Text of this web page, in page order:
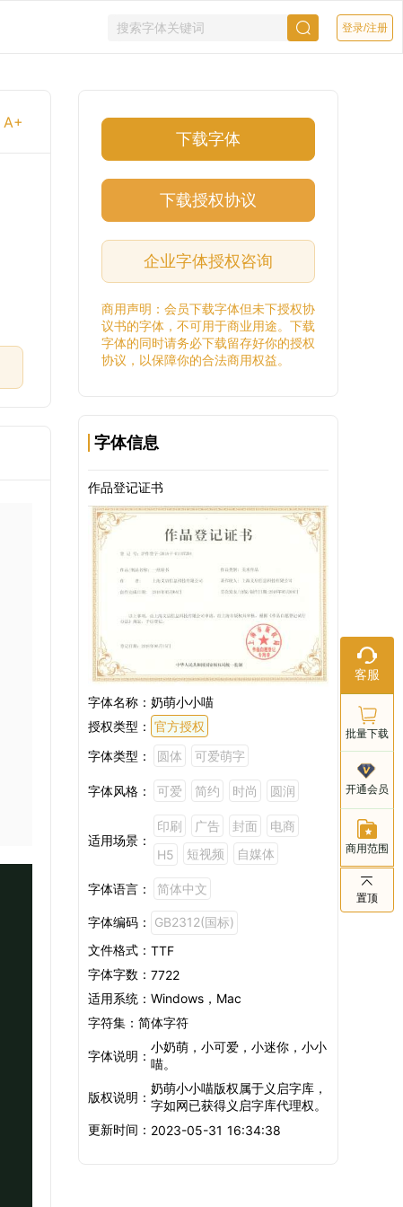
登录/注册
A+
下载字体
下载授权协议
企业字体授权咨询
商用声明：会员下载字体但未下授权协
议书的字体，不可用于商业用途。下载
字体的同时请务必下载留存好你的授权
协议，以保障你的合法商用权益。
字体信息
作品登记证书
字体名称： 奶萌小小喵
授权类型： 官方授权
字体类型：
圆体 可爱萌字
字体风格： 可爱 简约 时尚 圆润
适用场景：
印刷 广告 封面
电商
H5
短视频 自媒体
字体语言： 简体中文
字体编码：
GB2312(国标)
文件格式： TTF
字体字数： 7722
适用系统： Windows，Mac
字符集： 简体字符
字体说明：
小奶萌，小可爱，小迷你，小小
喵。
版权说明：
奶萌小小喵版权属于义启字库，
字如网已获得义启字库代理权。
更新时间： 2023-05-31 16:34:38
客服
在线客服
工作日
客服电话
021-
批量下载
开通会员
商用范围
置顶